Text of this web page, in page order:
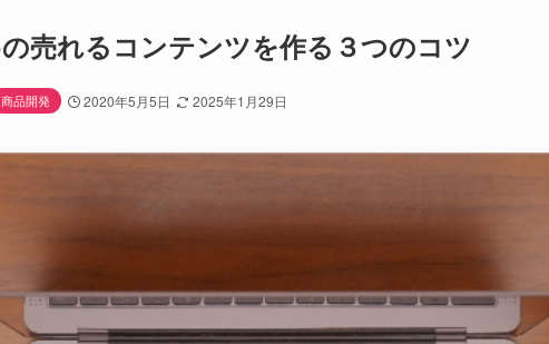
売れるコンテンツを作る３つのコツ
商品開発 2020年5月5日 2025年1月29日